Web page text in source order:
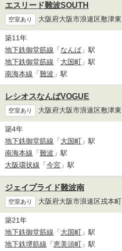
エスリード難波SOUTH
空室あり 大阪府大阪市浪速区敷津東
築11年
地下鉄御堂筋線 「なんば 」駅
地下鉄御堂筋線 「大国町 」駅
南海本線 「難波 」駅
レシオスなんばVOGUE
空室あり 大阪府大阪市浪速区敷津東
築4年
地下鉄御堂筋線 「大国町 」駅
南海本線 「難波 」駅
大阪環状線 「今宮 」駅
ジェイプライド難波南
空室あり 大阪府大阪市浪速区戎本町
築21年
地下鉄御堂筋線 「大国町 」駅
地下鉄堺筋線 「恵美須町 」駅